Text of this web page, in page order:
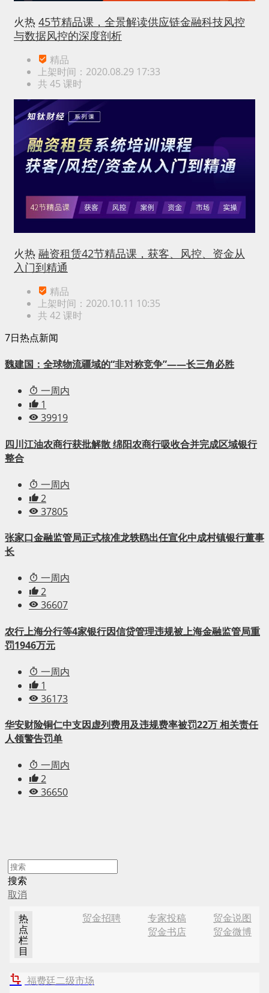
火热 45节精品课，全景解读供应链金融科技风控
与数据风控的深度剖析
精品
上架时间：2020.08.29 17:33
共 45 课时
火热 融资租赁42节精品课，获客、风控、资金从
入门到精通
精品
上架时间：2020.10.11 10:35
共 42 课时
7日热点新闻
魏建国：全球物流疆域的“非对称竞争”——长三角必胜
一周内
1
39919
四川江油农商行获批解散 绵阳农商行吸收合并完成区域银行
整合
一周内
2
37805
张家口金融监管局正式核准龙轶鸥出任宣化中成村镇银行董事
长
一周内
2
36607
农行上海分行等4家银行因信贷管理违规被上海金融监管局重
罚1946万元
一周内
1
36173
华安财险铜仁中支因虚列费用及违规费率被罚22万 相关责任
人领警告罚单
一周内
2
36650
搜索
取消
热
点
栏
目
贸金说图
专家投稿
贸金招聘
贸金微博
贸金书店
福费廷二级市场